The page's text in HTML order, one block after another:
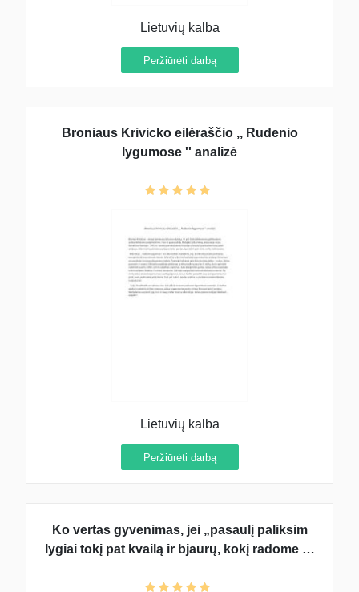
Lietuvių kalba
Peržiūrėti darbą
Broniaus Krivicko eilėraščio ,, Rudenio
lygumose '' analizė
Lietuvių kalba
Peržiūrėti darbą
Ko vertas gyvenimas, jei „pasaulį paliksim
lygiai tokį pat kvailą ir bjaurų, kokį radome į jį